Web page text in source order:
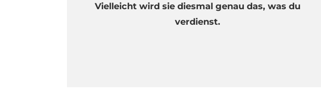
Vielleicht wird sie diesmal genau das, was du
verdienst.